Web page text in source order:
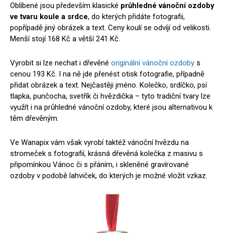
Oblíbené jsou především klasické průhledné vánoční ozdoby
ve tvaru koule a srdce, do kterých přidáte fotografii,
popřípadě jiný obrázek a text. Ceny koulí se odvíjí od velikosti.
Menší stojí 168 Kč a větší 241 Kč.
Vyrobit si lze nechat i dřevěné originální vánoční ozdoby s
cenou 193 Kč. I na ně jde přenést otisk fotografie, případně
přidat obrázek a text. Nejčastěji jméno. Kolečko, srdíčko, psí
tlapka, punčocha, svetřík či hvězdička – tyto tradiční tvary lze
využít i na průhledné vánoční ozdoby, které jsou alternativou k
těm dřevěným.
Ve Wanapix vám však vyrobí taktéž vánoční hvězdu na
stromeček s fotografií, krásná dřevěná kolečka z masivu s
připomínkou Vánoc či s přáním, i skleněné gravírované
ozdoby v podobě lahviček, do kterých je možné vložit vzkaz.